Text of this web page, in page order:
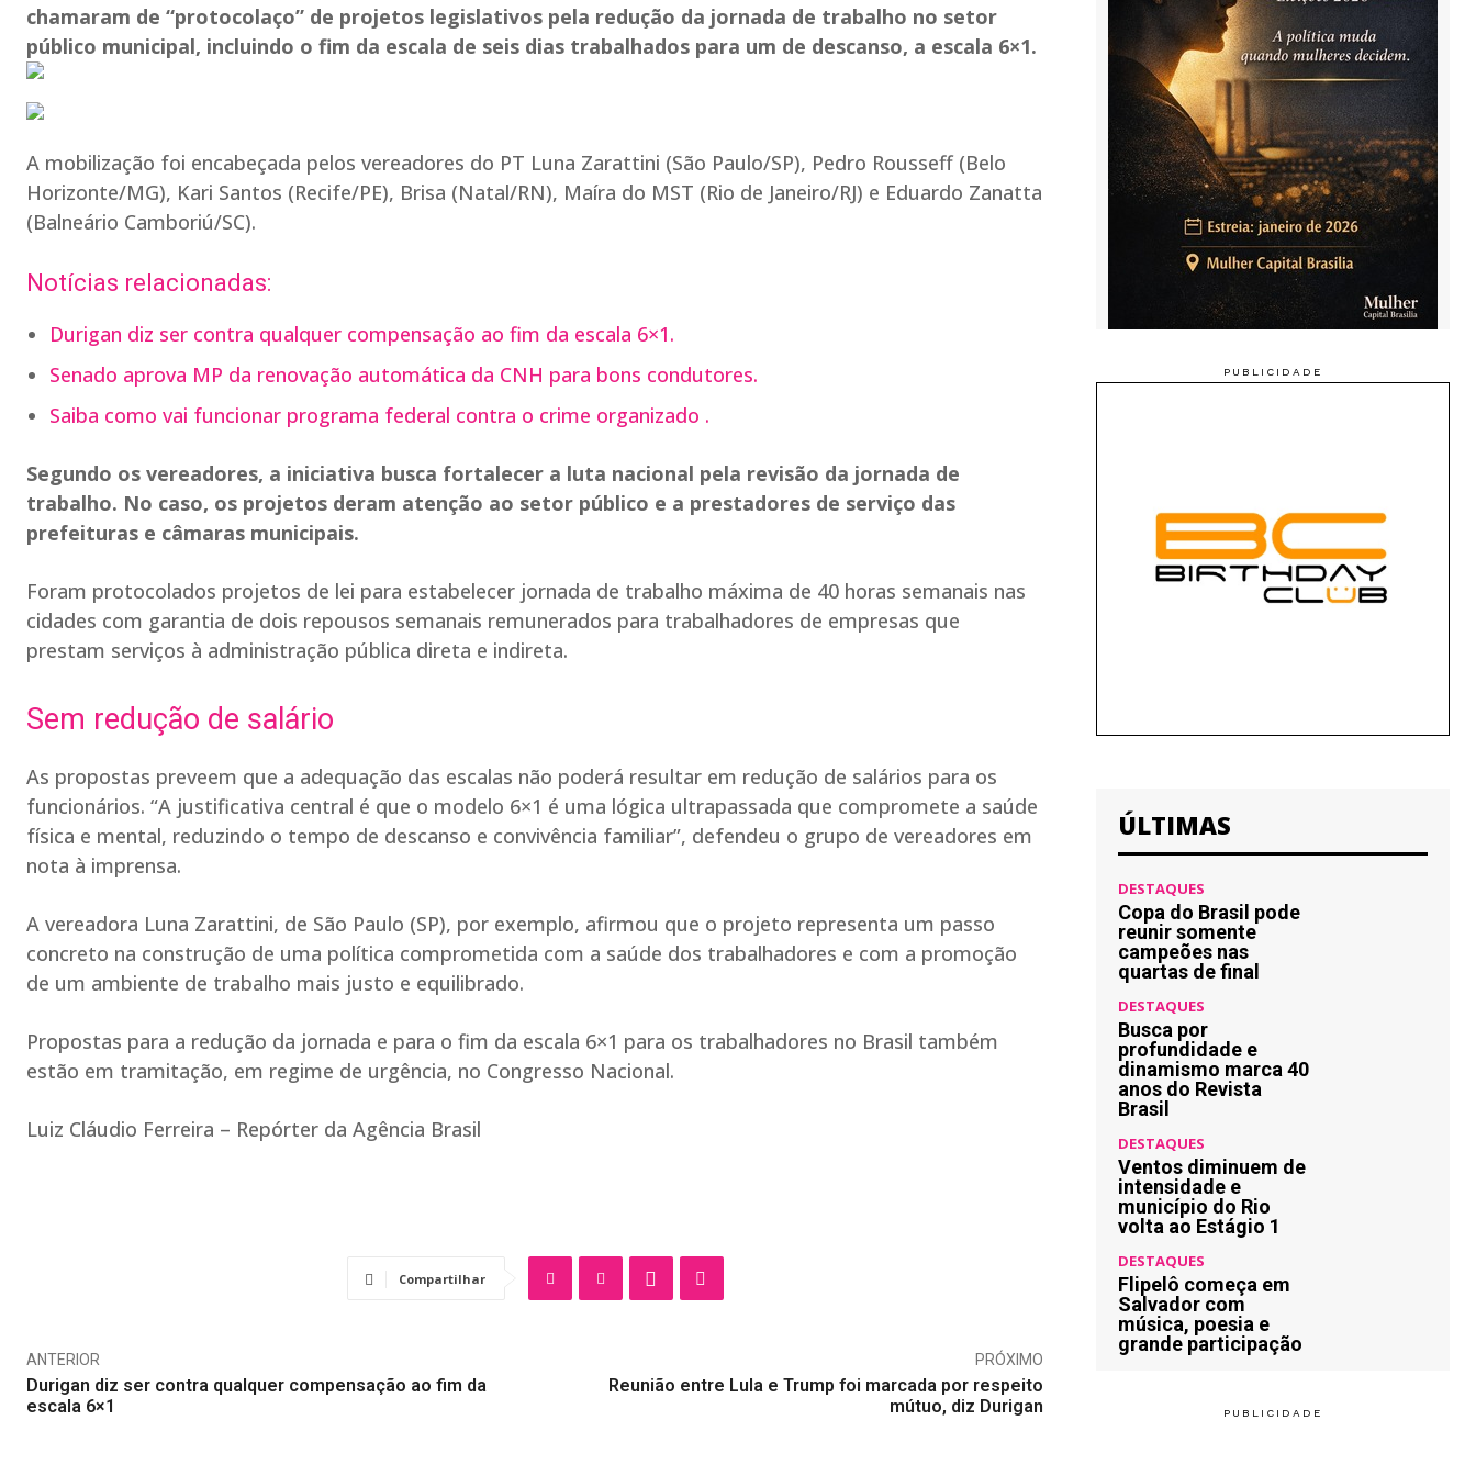
chamaram de “protocolaço” de projetos legislativos pela redução da jornada de trabalho no setor
público municipal, incluindo o fim da escala de seis dias trabalhados para um de descanso, a escala 6×1.
A mobilização foi encabeçada pelos vereadores do PT Luna Zarattini (São Paulo/SP), Pedro Rousseff (Belo
Horizonte/MG), Kari Santos (Recife/PE), Brisa (Natal/RN), Maíra do MST (Rio de Janeiro/RJ) e Eduardo Zanatta
(Balneário Camboriú/SC).
Notícias relacionadas:
Durigan diz ser contra qualquer compensação ao fim da escala 6×1.
Senado aprova MP da renovação automática da CNH para bons condutores.
Saiba como vai funcionar programa federal contra o crime organizado .
Segundo os vereadores, a iniciativa busca fortalecer a luta nacional pela revisão da jornada de
trabalho. No caso, os projetos deram atenção ao setor público e a prestadores de serviço das
prefeituras e câmaras municipais.
Foram protocolados projetos de lei para estabelecer jornada de trabalho máxima de 40 horas semanais nas
cidades com garantia de dois repousos semanais remunerados para trabalhadores de empresas que
prestam serviços à administração pública direta e indireta.
Sem redução de salário
As propostas preveem que a adequação das escalas não poderá resultar em redução de salários para os
funcionários. “A justificativa central é que o modelo 6×1 é uma lógica ultrapassada que compromete a saúde
física e mental, reduzindo o tempo de descanso e convivência familiar”, defendeu o grupo de vereadores em
nota à imprensa.
A vereadora Luna Zarattini, de São Paulo (SP), por exemplo, afirmou que o projeto representa um passo
concreto na construção de uma política comprometida com a saúde dos trabalhadores e com a promoção
de um ambiente de trabalho mais justo e equilibrado.
Propostas para a redução da jornada e para o fim da escala 6×1 para os trabalhadores no Brasil também
estão em tramitação, em regime de urgência, no Congresso Nacional.
Luiz Cláudio Ferreira – Repórter da Agência Brasil
Compartilhar
ANTERIOR
Durigan diz ser contra qualquer compensação ao fim da
escala 6×1
PRÓXIMO
Reunião entre Lula e Trump foi marcada por respeito
mútuo, diz Durigan
ÚLTIMAS
DESTAQUES
Copa do Brasil pode
reunir somente
campeões nas
quartas de final
DESTAQUES
Busca por
profundidade e
dinamismo marca 40
anos do Revista
Brasil
DESTAQUES
Ventos diminuem de
intensidade e
município do Rio
volta ao Estágio 1
DESTAQUES
Flipelô começa em
Salvador com
música, poesia e
grande participação